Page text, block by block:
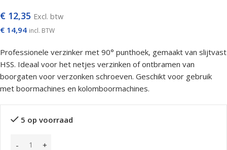
€ 12,35 Excl. btw
€ 14,94 incl. BTW
Professionele verzinker met 90° punthoek, gemaakt van slijtvast
HSS. Ideaal voor het netjes verzinken of ontbramen van
boorgaten voor verzonken schroeven. Geschikt voor gebruik
met boormachines en kolomboormachines.
5 op voorraad